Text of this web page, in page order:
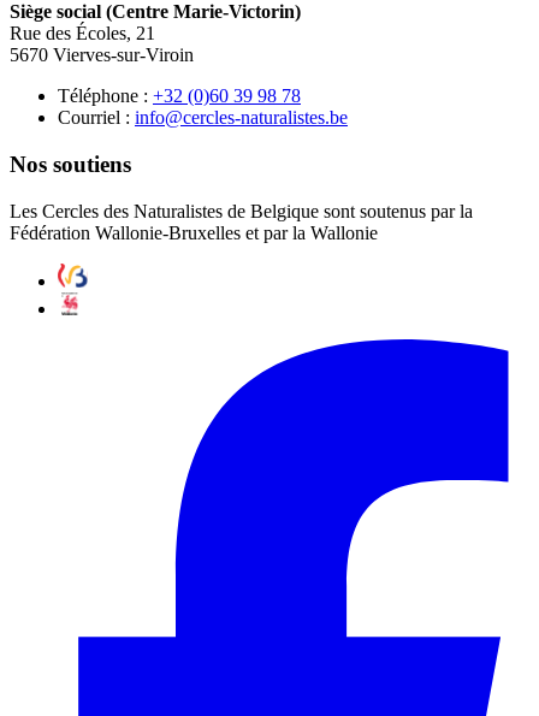
Siège social (Centre Marie-Victorin)
Rue des Écoles, 21
5670 Vierves-sur-Viroin
Téléphone : 87 89 93 06(0) 23+
Courriel : eb.setsilarutan-selcrec@ofni
Nos soutiens
Les Cercles des Naturalistes de Belgique sont soutenus par la
Fédération Wallonie-Bruxelles et par la Wallonie